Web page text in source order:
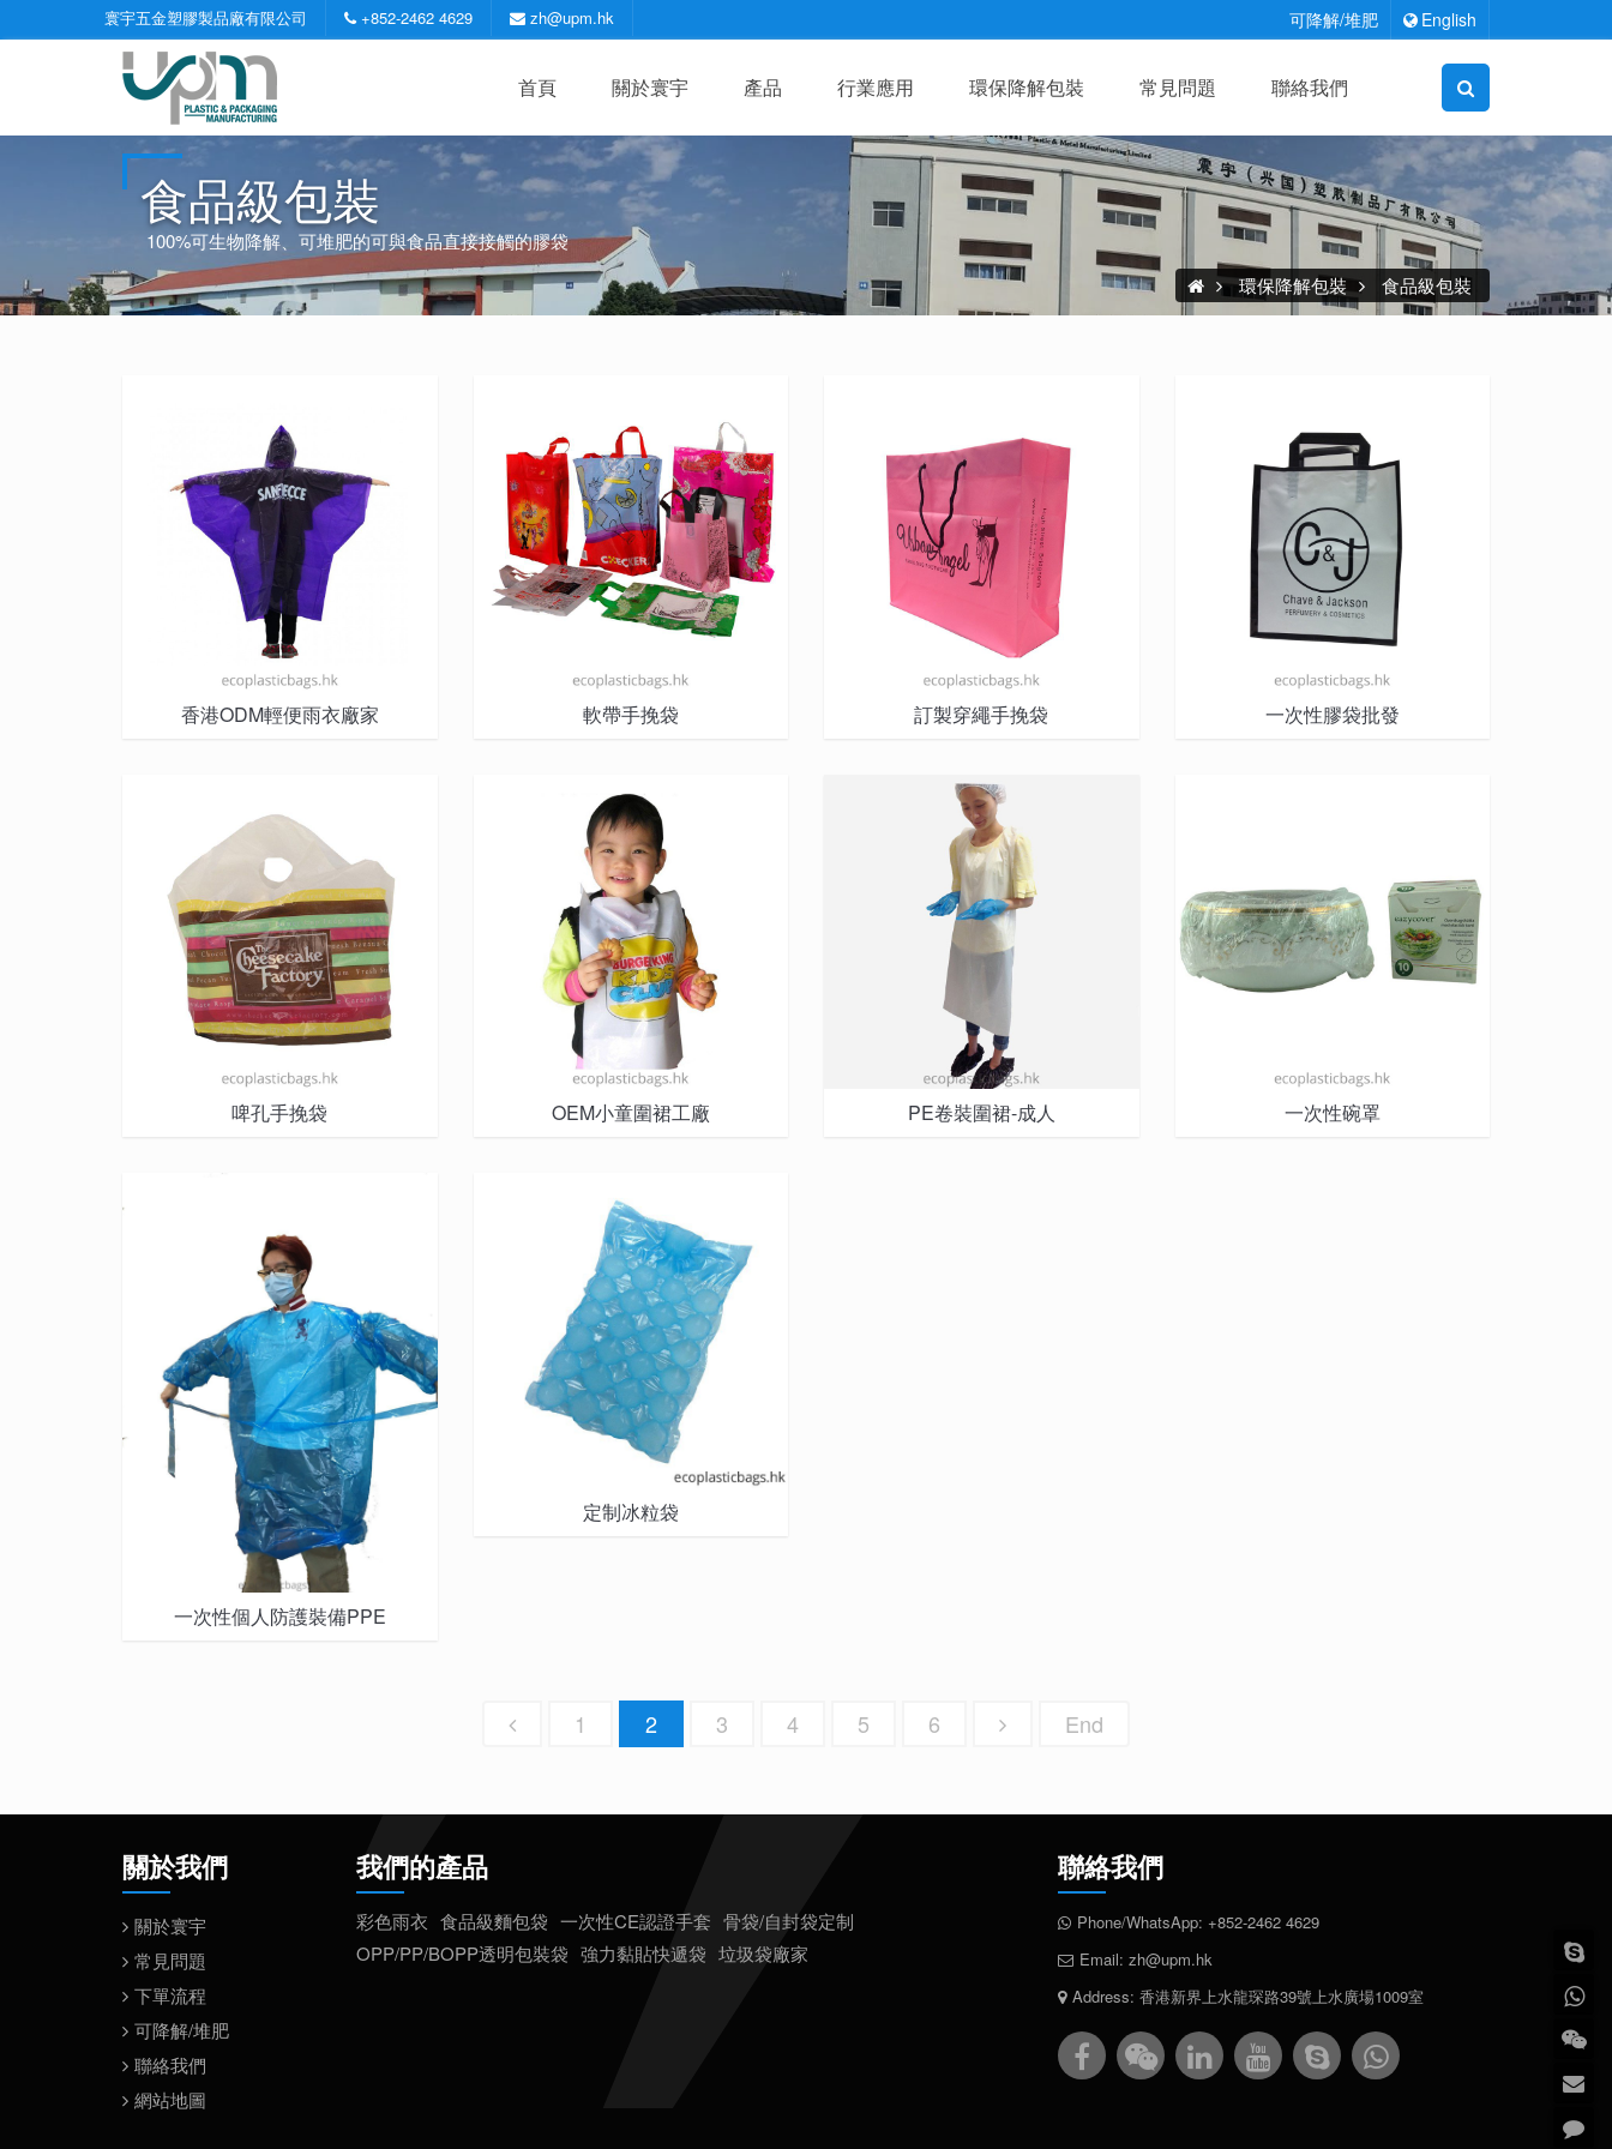
寰宇五金塑膠製品廠有限公司 +852-2462 4629 zh@upm.hk 可降解/堆肥 English
首頁 關於寰宇 產品 行業應用 環保降解包裝 常見問題 聯絡我們
食品級包裝
100%可生物降解、可堆肥的可與食品直接接觸的膠袋
環保降解包裝
食品級包裝
香港ODM輕便雨衣廠家 軟帶手挽袋 訂製穿繩手挽袋 一次性膠袋批發
啤孔手挽袋 OEM小童圍裙工廠 PE卷裝圍裙-成人 一次性碗罩
一次性個人防護裝備PPE
定制冰粒袋
1 2 3 4 5 6 End
關於我們
關於寰宇
常見問題
下單流程
可降解/堆肥
聯絡我們
網站地圖
我們的產品
彩色雨衣 食品級麵包袋 一次性CE認證手套 骨袋/自封袋定制
OPP/PP/BOPP透明包裝袋 強力黏貼快遞袋 垃圾袋廠家
聯絡我們
Phone/WhatsApp: +852-2462 4629
Email: zh@upm.hk
Address: 香港新界上水龍琛路39號上水廣場1009室